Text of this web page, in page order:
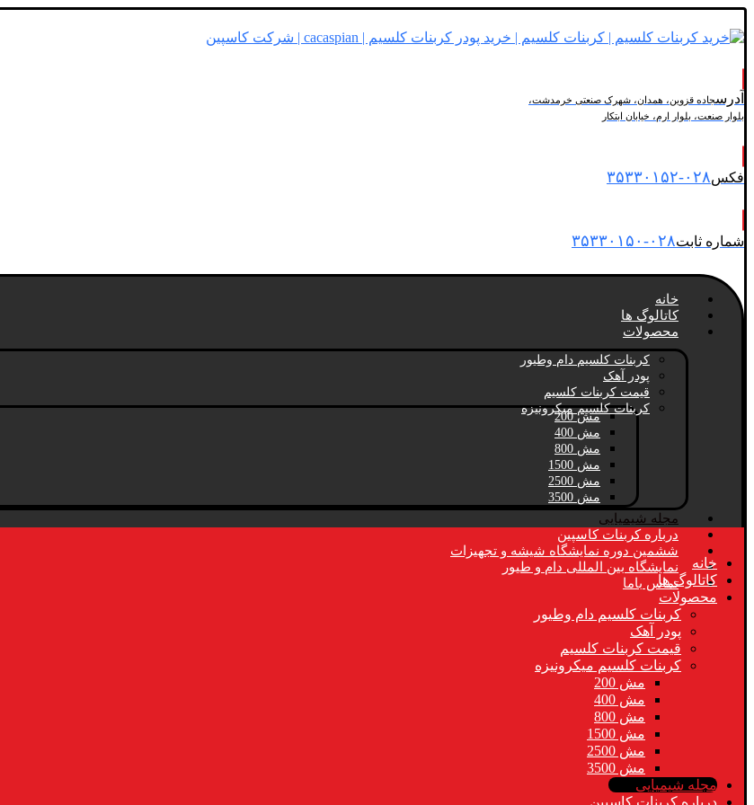
آدرسجاده قزوین، همدان، شهرک صنعتی خرمدشت،
بلوار صنعت، بلوار ارم، خیابان ابتکار
فکس۰۲۸-۳۵۳۳۰۱۵۲
شماره ثابت۰۲۸-۳۵۳۳۰۱۵۰
خانه
کاتالوگ ها
محصولات
کربنات کلسیم دام وطیور
پودر آهک
قیمت کربنات کلسیم
کربنات کلسیم میکرونیزه
مش 200
مش 400
مش 800
مش 1500
مش 2500
مش 3500
مجله شیمیایی
درباره کربنات کاسپین
ششمین دوره نمایشگاه شیشه و تجهیزات
نمایشگاه بین المللی دام و طیور
تماس باما
خانه
کاتالوگ ها
محصولات
کربنات کلسیم دام وطیور
پودر آهک
قیمت کربنات کلسیم
کربنات کلسیم میکرونیزه
مش 200
مش 400
مش 800
مش 1500
مش 2500
مش 3500
مجله شیمیایی
درباره کربنات کاسپین